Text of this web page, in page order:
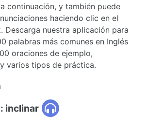
continuación, y también puede
haciendo clic en el
Descarga nuestra aplicación para
palabras más comunes en Inglés
oraciones de ejemplo,
varios tipos de práctica.
inclinar